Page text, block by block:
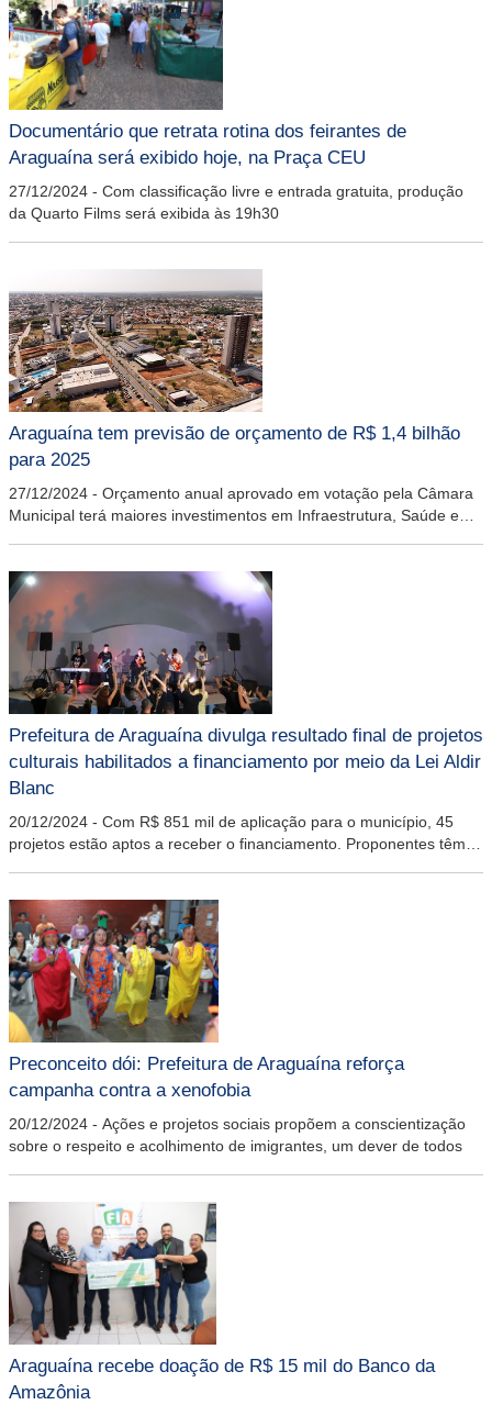
Documentário que retrata rotina dos feirantes de
Araguaína será exibido hoje, na Praça CEU
27/12/2024 - Com classificação livre e entrada gratuita, produção
da Quarto Films será exibida às 19h30
Araguaína tem previsão de orçamento de R$ 1,4 bilhão
para 2025
27/12/2024 - Orçamento anual aprovado em votação pela Câmara
Municipal terá maiores investimentos em Infraestrutura, Saúde e
Prefeitura de Araguaína divulga resultado final de projetos
culturais habilitados a financiamento por meio da Lei Aldir
Blanc
20/12/2024 - Com R$ 851 mil de aplicação para o município, 45
projetos estão aptos a receber o financiamento. Proponentes têm
Preconceito dói: Prefeitura de Araguaína reforça
campanha contra a xenofobia
20/12/2024 - Ações e projetos sociais propõem a conscientização
sobre o respeito e acolhimento de imigrantes, um dever de todos
Araguaína recebe doação de R$ 15 mil do Banco da
Amazônia